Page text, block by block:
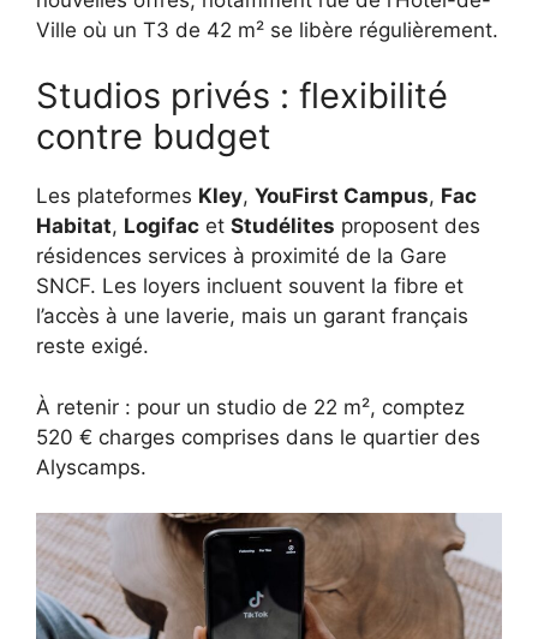
Ville où un T3 de 42 m² se libère régulièrement.
Studios privés : flexibilité
contre budget
Les plateformes Kley, YouFirst Campus, Fac
Habitat, Logifac et Studélites proposent des
résidences services à proximité de la Gare
SNCF. Les loyers incluent souvent la fibre et
l’accès à une laverie, mais un garant français
reste exigé.
À retenir : pour un studio de 22 m², comptez
520 € charges comprises dans le quartier des
Alyscamps.